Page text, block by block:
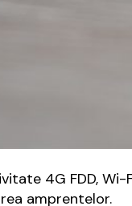
4G FDD, Wi-
amprentelor.